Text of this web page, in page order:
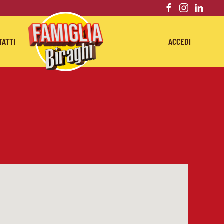
ACCEDI